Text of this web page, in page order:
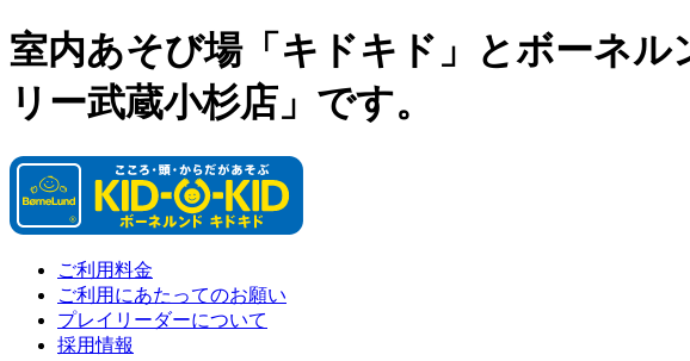
室内あそび場「キドキド」とボーネ
リー武蔵小杉店」です。
ご利用料金
ご利用にあたってのお願い
プレイリーダーについて
採用情報